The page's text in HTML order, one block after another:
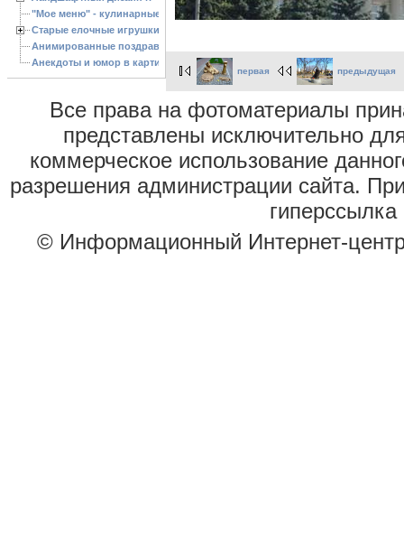
"Мое меню" - кулинарные рецепты
Старые елочные игрушки
Анимированные поздравления с Новым 2013 годом
Анекдоты и юмор в картинках
первая предыдущая
Все права на фотоматериалы
представлены исключительно
коммерческое использование
разрешения администрации сайта.
гиперссылка
© Информационный Интернет-